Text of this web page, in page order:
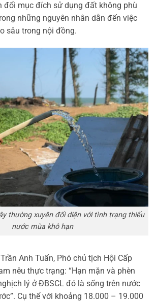
đổi mục đích sử dụng đất không phù
những nguyên nhân dẫn đến việc
sâu trong nội đồng.
thường xuyên đối diện với tình trạng thiếu
nước mùa khô hạn
Anh Tuấn, Phó chủ tịch Hội Cấp
nêu thực trạng: “Hạn mặn và phèn
lý ở ĐBSCL đó là sống trên nước
Cụ thể với khoảng 18.000 – 19.000